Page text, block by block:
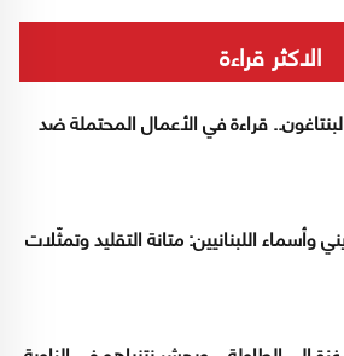
الاكثر قراءة
قراءة في الأعمال المحتملة ضد
وأسماء اللبنانيين: متانة التقليد وتمثّلات